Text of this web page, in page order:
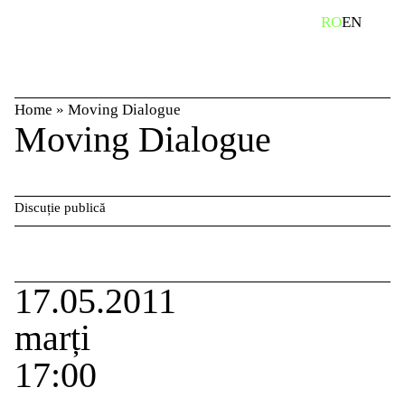
ROEN
Home » Moving Dialogue
Moving Dialogue
Discuție publică
17.05.2011
marți
17:00